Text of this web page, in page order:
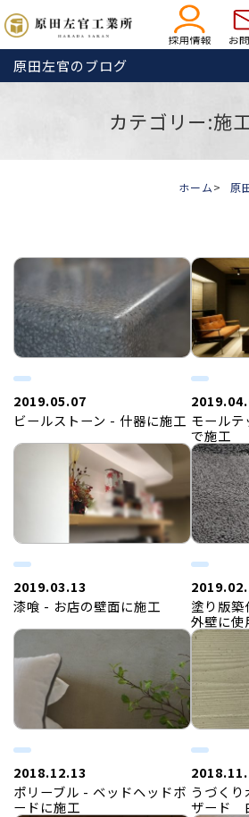
原田左官のブログ
カテゴリー:施
ホーム 原
2019.05.07
ビールストーン - 什器に施工 モール
で施工
2019.03.13
漆喰 - お店の壁面に施工
塗り版
外壁に使
2018.12.13
ポリーブル - ベッドヘッドボ
ードに施工
うづく
ザード